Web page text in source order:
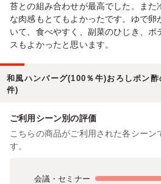
苔との組み合わせが最高でした。また
な肉感もとてもよかったです。ゆで卵
いて、食べやすく、副菜のひじき、ポ
スもよかったと思います。
和風ハンバーグ(100％牛)おろしポン
件)
ご利用シーン別の評価
こちらの商品がご利用された各シー
す。
会議・セミナー